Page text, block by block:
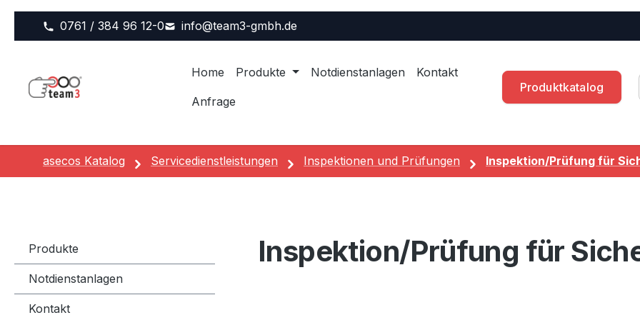
0761 / 384 96 12-0 info@team3-gmbh.de
Home Produkte Notdienstanlagen Kontakt
Anfrage
Produktkatalog
asecos Katalog Servicedienstleistungen Inspektionen und Prüfungen Inspektion/Prüfung für
Produkte
Notdienstanlagen
Kontakt
Inspektion/Prüfung für